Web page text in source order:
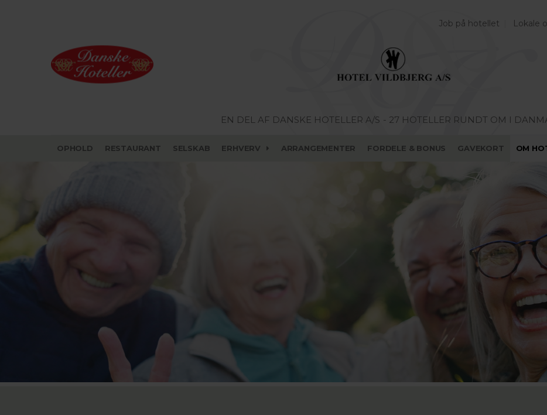
Job på hotellet Lokale
EN DEL AF DANSKE HOTELLER A/S - 27 HOTELLER RUNDT OM I
OPHOLD RESTAURANT SELSKAB ERHVERV ARRANGEMENTER FORDELE & BONUS GAVEKORT OM